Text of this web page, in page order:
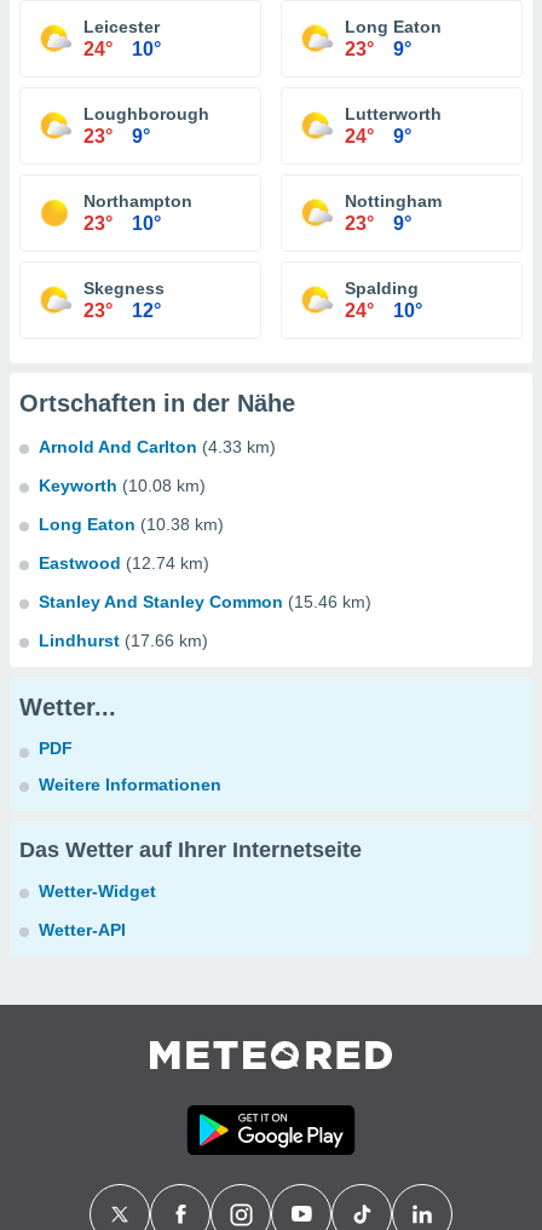
Leicester
24° 10°
Long Eaton
23° 9°
Loughborough
23° 9°
Lutterworth
24° 9°
Northampton
23° 10°
Nottingham
23° 9°
Skegness
23° 12°
Spalding
24° 10°
Ortschaften in der Nähe
Arnold And Carlton (4.33 km)
Keyworth (10.08 km)
Long Eaton (10.38 km)
Eastwood (12.74 km)
Stanley And Stanley Common (15.46 km)
Lindhurst (17.66 km)
Wetter...
PDF
Weitere Informationen
Das Wetter auf Ihrer Internetseite
Wetter-Widget
Wetter-API